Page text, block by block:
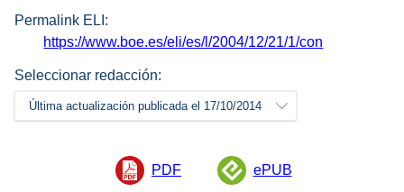
Permalink ELI:
https://www.boe.es/eli/es/l/2004/12/21/1/con
Seleccionar redacción:
Última actualización publicada el 17/10/2014
PDF ePUB